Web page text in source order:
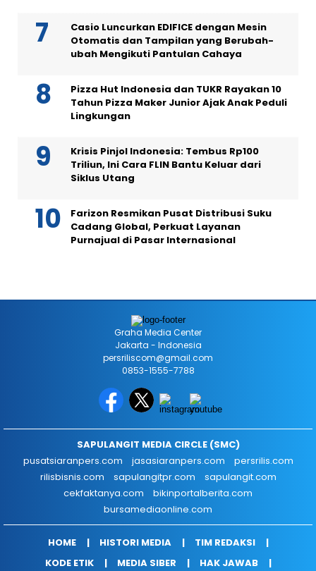
Casio Luncurkan EDIFICE dengan Mesin
Otomatis dan Tampilan yang Berubah-
ubah Mengikuti Pantulan Cahaya
Pizza Hut Indonesia dan TUKR Rayakan 10
Tahun Pizza Maker Junior Ajak Anak Peduli
Lingkungan
Krisis Pinjol Indonesia: Tembus Rp100
Triliun, Ini Cara FLIN Bantu Keluar dari
Siklus Utang
Farizon Resmikan Pusat Distribusi Suku
Cadang Global, Perkuat Layanan
Purnajual di Pasar Internasional
Graha Media Center
Jakarta - Indonesia
persriliscom@gmail.com
0853-1555-7788
SAPULANGIT MEDIA CIRCLE (SMC)
pusatsiaranpers.com
jasasiaranpers.com
persrilis.com
rilisbisnis.com
sapulangitpr.com
sapulangit.com
cekfaktanya.com
bikinportalberita.com
bursamediaonline.com
HOME HISTORI MEDIA
TIM REDAKSI
KODE ETIK
MEDIA SIBER
HAK JAWAB